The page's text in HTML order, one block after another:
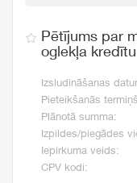
Pētījums par
oglekļa
Izsludināšanas
Pieteikšanās
Plānotā summa:
Izpildes/piegādes
Iepirkuma veids:
CPV kodi: